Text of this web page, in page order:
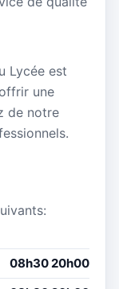
Lycée est
une
de notre
08h30 20h00